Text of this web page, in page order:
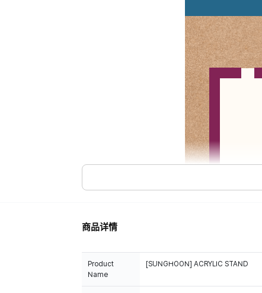
商品详情
Product
Name
[SUNGHOON] ACRYLIC STAND